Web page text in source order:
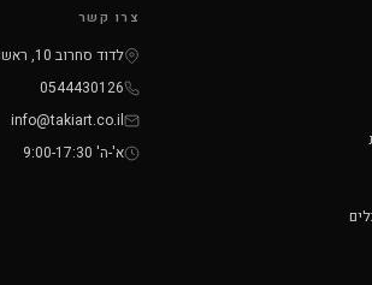
צרו קשר
לדוד סחרוב 10, ראשון לציון, קומה 2
0544430126
info@takiart.co.il
א'-ה' 9:00-17:30